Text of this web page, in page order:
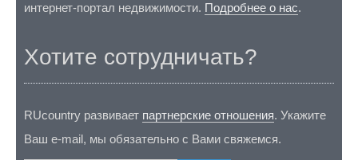
интернет-портал недвижимости. Подробнее о нас.
Хотите сотрудничать?
RUcountry развивает партнерские отношения. Укажите
Ваш e-mail, мы обязательно с Вами свяжемся.